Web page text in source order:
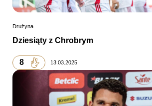
Drużyna
Dziesiąty z Chrobrym
8 13.03.2025